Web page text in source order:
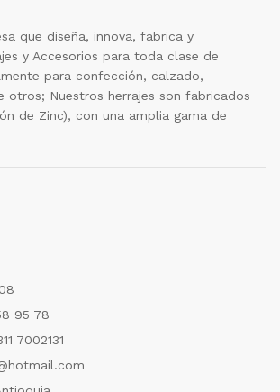
que diseña, innova, fabrica y
y Accesorios para toda clase de
para confección, calzado,
otros; Nuestros herrajes son fabricados
de Zinc), con una amplia gama de
95 78
7002131